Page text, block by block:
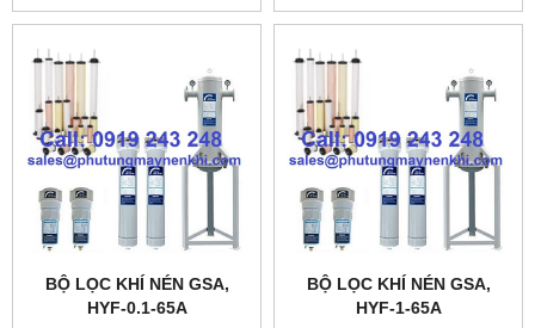
BỘ LỌC KHÍ NÉN GSA,
HYF-0.1-65A
BỘ LỌC KHÍ NÉN GSA,
HYF-1-65A